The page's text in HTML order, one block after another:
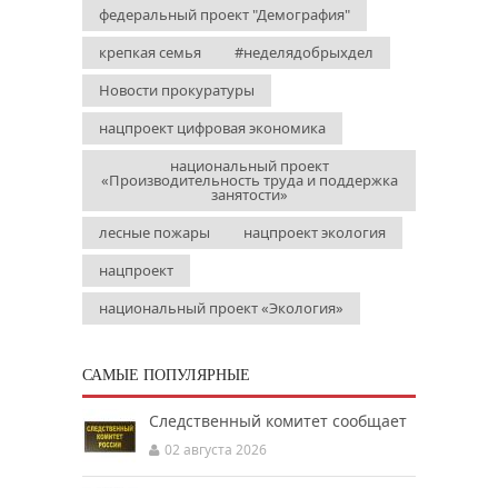
федеральный проект "Демография"
крепкая семья
#неделядобрыхдел
Новости прокуратуры
нацпроект цифровая экономика
национальный проект
«Производительность труда и поддержка
занятости»
лесные пожары
нацпроект экология
нацпроект
национальный проект «Экология»
САМЫЕ ПОПУЛЯРНЫЕ
Следственный комитет сообщает
02 августа 2026